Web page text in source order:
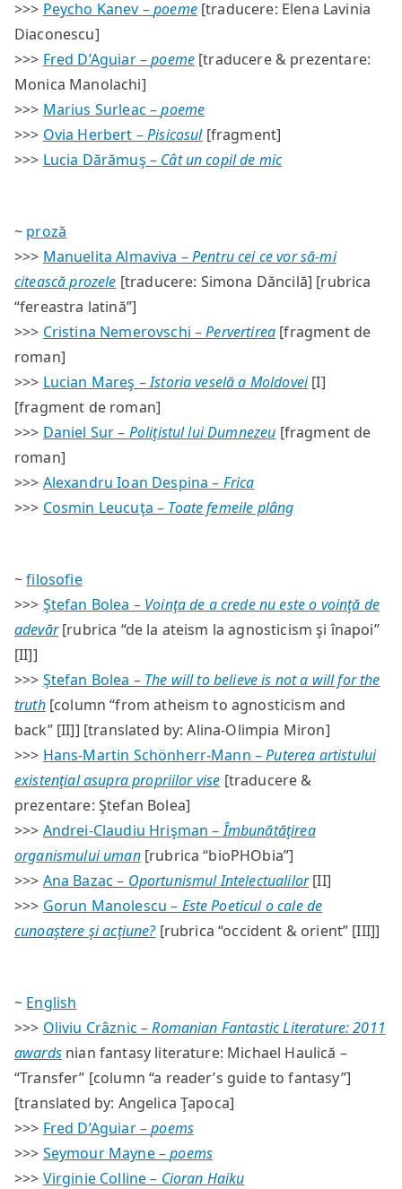
>>> Peycho Kanev –poeme[traducere: Elena Lavinia
Diaconescu]
>>> Fred D’Aguiar –poeme [traducere & prezentare:
Monica Manolachi]
>>> Marius Surleac –poeme
>>> Ovia Herbert –Pisicosul[fragment]
>>> Lucia Dărămuş – Cât un copil de mic
~ proză
>>> Manuelita Almaviva –Pentru cei ce vor să-mi
citească prozele [traducere: Simona Dăncilă] [rubrica
“fereastra latină”]
>>> Cristina Nemerovschi –Pervertirea [fragment de
roman]
>>> Lucian Mareş –Istoria veselă a Moldovei[I]
[fragment de roman]
>>> Daniel Sur – Poliţistul lui Dumnezeu [fragment de
roman]
>>> Alexandru Ioan Despina – Frica
>>> Cosmin Leucuţa – Toate femeile plâng
~filosofie
>>> Ştefan Bolea – Voinţa de a crede nu este o voinţă de
adevăr[rubrica “de la ateism la agnosticism şi înapoi”
[II]]
>>> Ştefan Bolea – The will to believe is not a will for the
truth[column “from atheism to agnosticism and
back” [II]] [translated by: Alina-Olimpia Miron]
>>> Hans-Martin Schönherr-Mann –Puterea artistului
existenţial asupra propriilor vise [traducere &
prezentare: Ştefan Bolea]
>>> Andrei-Claudiu Hrişman –Îmbunătăţirea
organismului uman[rubrica “bioPHObia”]
>>> Ana Bazac – Oportunismul Intelectualilor[II]
>>> Gorun Manolescu – Este Poeticul o cale de
cunoaştere şi acţiune?[rubrica “occident & orient” [III]]
~ English
>>> Oliviu Crâznic –Romanian Fantastic Literature: 2011
awardsnian fantasy literature: Michael Haulică –
“Transfer” [column “a reader’s guide to fantasy”]
[translated by: Angelica Ţapoca]
>>> Fred D’Aguiar –poems
>>> Seymour Mayne –poems
>>> Virginie Colline – Cioran Haiku